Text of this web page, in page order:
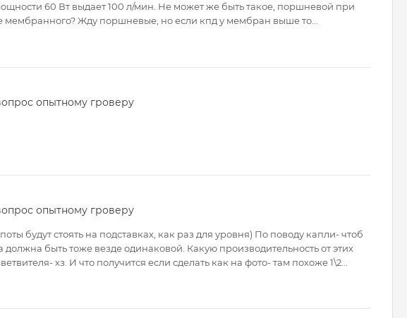
60 Вт выдает 100 л/мин. Не может же быть такое, поршневой при
Жду поршневые, но если кпд у мембран выше то...
опытному гроверу
опытному гроверу
будут стоять на подставках, как раз для уровня) По поводу капли- чтоб
быть тоже везде одинаковой. Какую производительность от этих
хз. И что получится если сделать как на фото- там похоже 1\2...